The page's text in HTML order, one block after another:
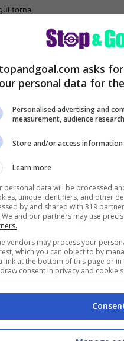
torna
al
un’altra
al
,SERIE
l’ha
asks
personal data for
Personalised advertising and
measurement, audience
Store and/or access information
Learn more
personal data will be processed
unique identifiers, and other
by and shared with 319
We and our partners may use
vendors may process your
which you can object to by
link at the bottom of this page or
consent in privacy and cookie